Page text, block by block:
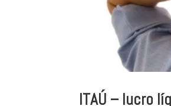
ITAÚ – lucro